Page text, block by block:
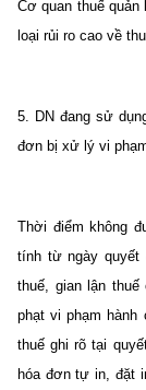
Cơ quan thuế
loại rủi ro cao về
5. DN đang sử
đơn bị xử lý vi
Thời điểm không
tính từ ngày quyết
thuế, gian lận
phạt vi phạm hành
thuế ghi rõ tại
hóa đơn tự in, đặt